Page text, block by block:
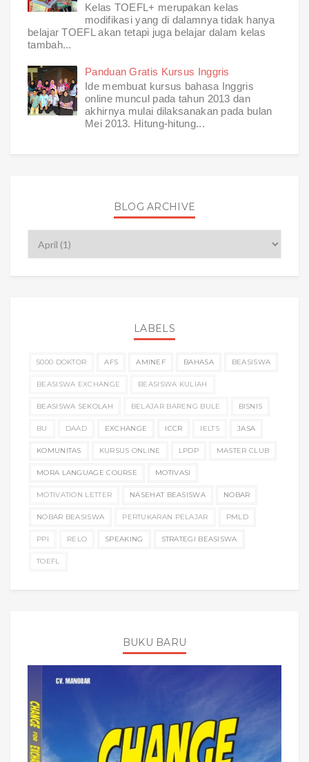
Kelas TOEFL+ merupakan kelas
modifikasi yang di dalamnya tidak hanya
belajar TOEFL akan tetapi juga belajar dalam kelas
tambah...
Panduan Gratis Kursus Inggris
Ide membuat kursus bahasa Inggris
online muncul pada tahun 2013 dan
akhirnya mulai dilaksanakan pada bulan
Mei 2013. Hitung-hitung...
BLOG ARCHIVE
LABELS
5000 DOKTOR AFS AMINEF BAHASA BEASISWA
BEASISWA EXCHANGE BEASISWA KULIAH
BEASISWA SEKOLAH BELAJAR BARENG BULE BISNIS
BU DAAD EXCHANGE ICCR IELTS JASA
KOMUNITAS KURSUS ONLINE LPDP MASTER CLUB
MORA LANGUAGE COURSE MOTIVASI
MOTIVATION LETTER NASEHAT BEASISWA NOBAR
NOBAR BEASISWA PERTUKARAN PELAJAR PMLD
PPI RELO SPEAKING STRATEGI BEASISWA
TOEFL
BUKU BARU